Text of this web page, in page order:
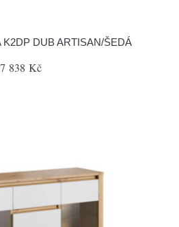
K2DP DUB ARTISAN/ŠEDÁ
7 838 Kč